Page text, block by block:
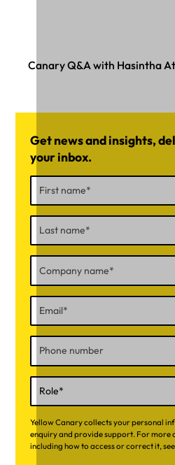
Canary Q&A with Hasintha
Get news and insights,
your inbox.
Yellow Canary collects your personal
enquiry and provide support. For more
including how to access or correct it,